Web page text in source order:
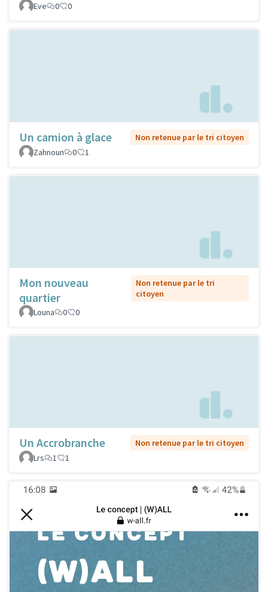
Eve
0 0
Un camion à glace
Non retenue par le tri citoyen
Zahnoun
0 1
Mon nouveau
quartier
Non retenue par le tri
citoyen
Louna
0 0
Un Accrobranche
Non retenue par le tri citoyen
Lrs
1 1